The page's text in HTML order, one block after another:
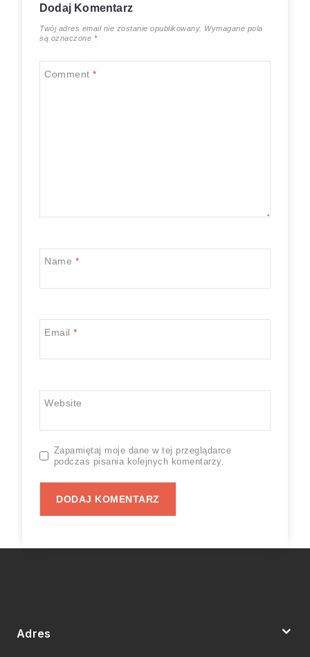
Dodaj Komentarz
Twój adres email nie zostanie opublikowany. Wymagane pola
są oznaczone *
Comment *
Name *
Email *
Website
Zapamiętaj moje dane w tej przeglądarce
podczas pisania kolejnych komentarzy.
Adres